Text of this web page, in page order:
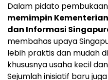
Dalam pidato
memimpin
dan Informasi
membahas upaya
lebih praktis dan mudah
khususnya usaha kecil
Sejumlah inisiatif baru